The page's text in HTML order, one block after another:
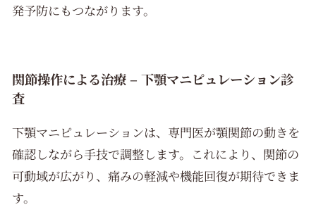
発予防にもつながります。
関節操作による治療 – 下顎マニピュレーション診
査
下顎マニピュレーションは、専門医が顎関節の動きを
確認しながら手技で調整します。これにより、関節の
可動域が広がり、痛みの軽減や機能回復が期待できま
す。